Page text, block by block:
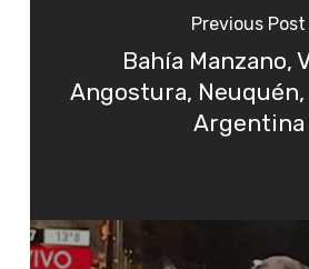
Previous Post
Bahía Manzano,
Angostura,
Argentina